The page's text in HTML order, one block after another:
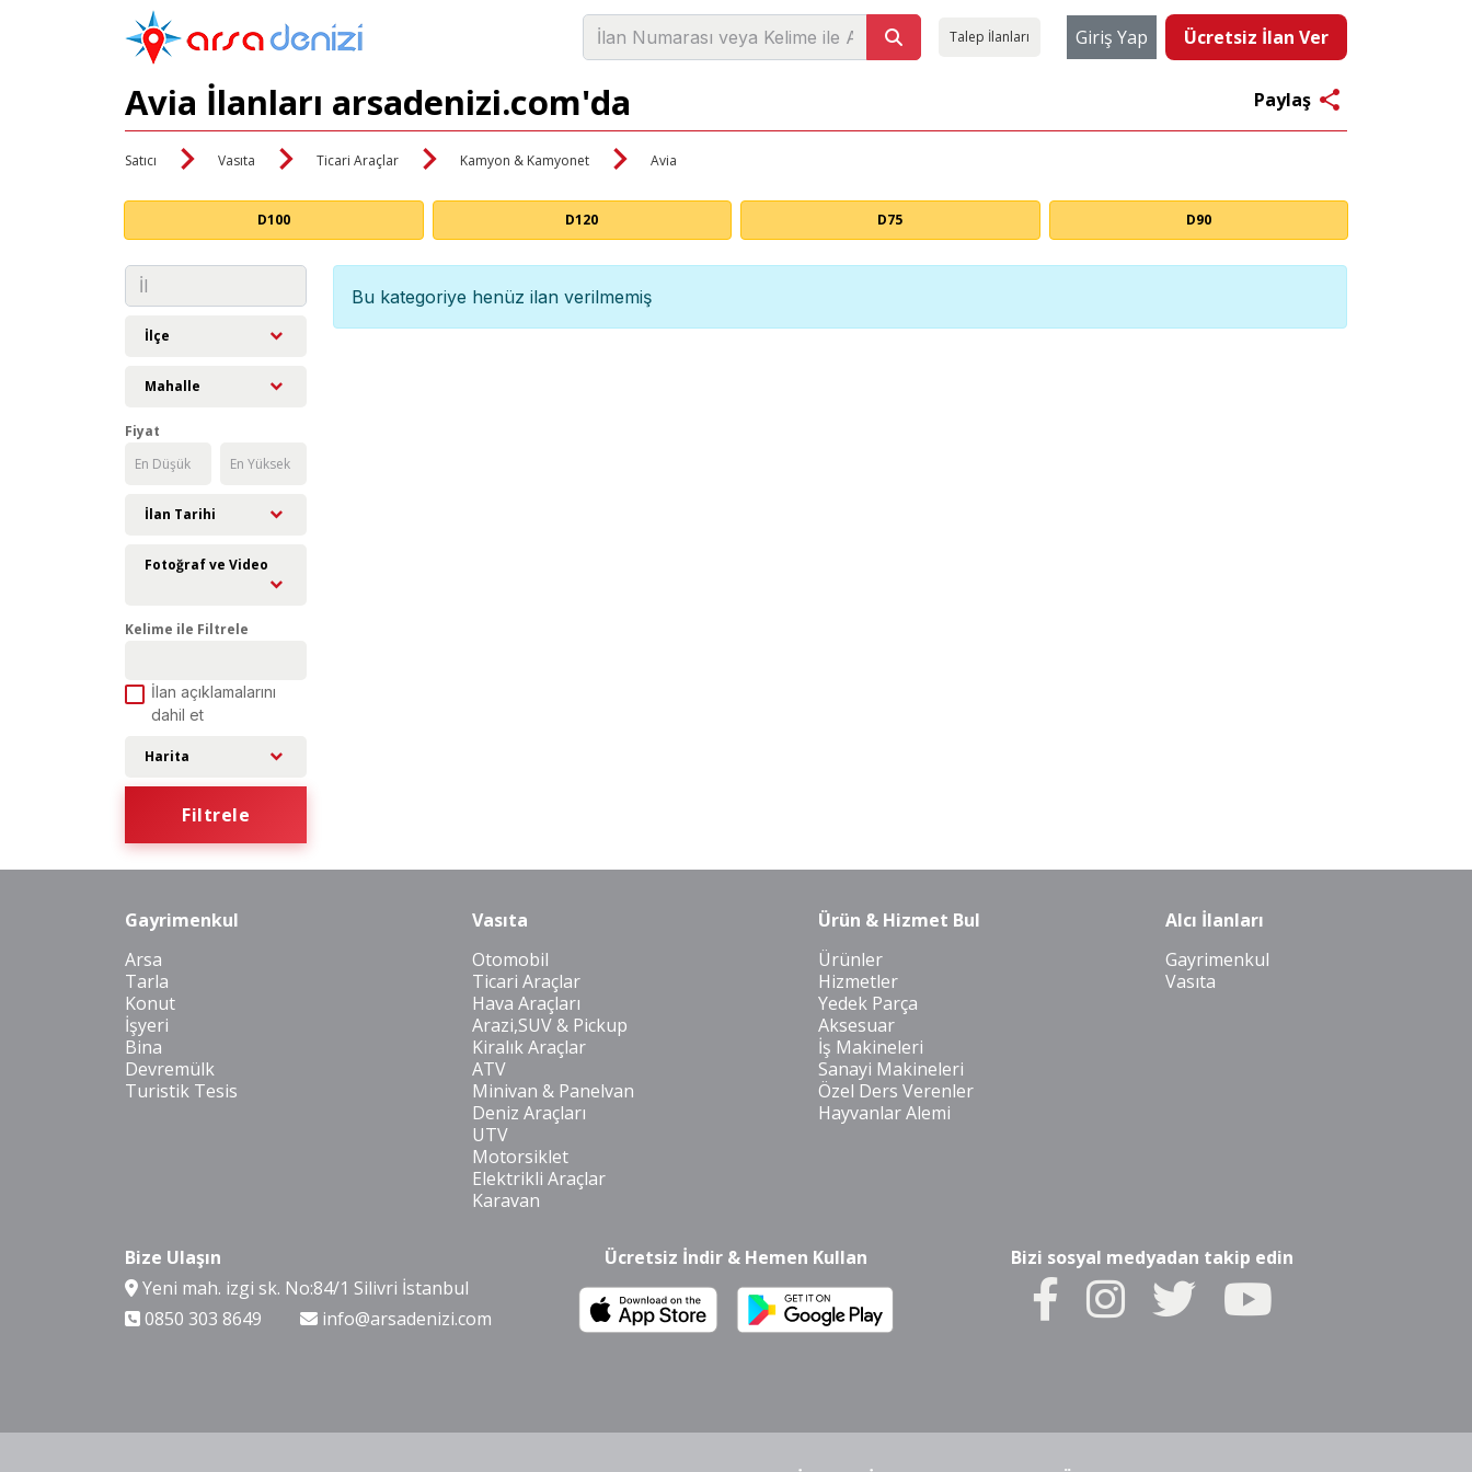
Talep İlanları Giriş Yap Ücretsiz İlan Ver
Avia İlanları arsadenizi.com'da Paylaş share
Satıcı Vasıta Ticari Araçlar Kamyon & Kamyonet Avia
D100 D120 D75 D90
İlçe
Mahalle
Fiyat
İlan Tarihi
Fotoğraf ve Video
Kelime ile Filtrele
İlan açıklamalarını
dahil et
Harita
Filtrele
Bu kategoriye henüz ilan verilmemiş
Gayrimenkul
Arsa
Tarla
Konut
İşyeri
Bina
Devremülk
Turistik Tesis
Vasıta
Otomobil
Ticari Araçlar
Hava Araçları
Arazi,SUV & Pickup
Kiralık Araçlar
ATV
Minivan & Panelvan
Deniz Araçları
UTV
Motorsiklet
Elektrikli Araçlar
Karavan
Ürün & Hizmet Bul
Ürünler
Hizmetler
Yedek Parça
Aksesuar
İş Makineleri
Sanayi Makineleri
Özel Ders Verenler
Hayvanlar Alemi
Alcı İlanları
Gayrimenkul
Vasıta
Bize Ulaşın
Yeni mah. izgi sk. No:84/1 Silivri İstanbul
0850 303 8649
info@arsadenizi.com
Ücretsiz İndir & Hemen Kullan Bizi sosyal medyadan takip edin